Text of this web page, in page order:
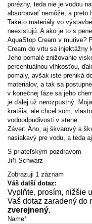
porézny, teda nie je vodou
absorbovať nemôže, a preto
Takéto materiály vo
neexistujú. A ako je to s
AquaStop Cream v murive?
Cream do vrtu sa injektážny
Jeho pomalé znižovanie
percentuálnou vlhkosťou,
pomaly, avšak iste preniká
materiálov, a tak sa
v konečnej fáze sa jeho
je ďalej už nerozpustný.
kratšia, ale chcel som,
vodoodpudivosti v stene.
Záver: Áno, aj škvarový a
nasiakavý pre vodu, a teda
S priateľským pozdravom
Jiří Schwarz
Zobrazuji 1 záznam
Váš další dotaz:
Vyplňte, prosím, nižšie
Vaš dotaz zaradený do
zverejnený.
Name*